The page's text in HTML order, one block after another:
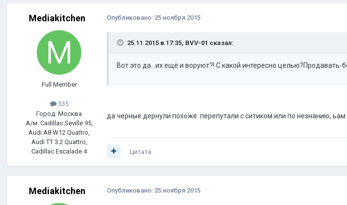
Mediakitchen
Full Member
335
Город: Москва
А/м: Cadillac Seville 95,
Audi A8 W12 Quattro,
Audi TT 3.2 Quattro,
Cadillac Escalade 4
Опубликовано: 25 ноября 2015
25.11.2015 в 17:35, BVV-01 сказал:
Вот это да...их ещё и воруют?! С какой интересно
да черные дернули похоже. перепутали с ситиком или по незнанию,
Цитата
Mediakitchen Опубликовано: 25 ноября 2015